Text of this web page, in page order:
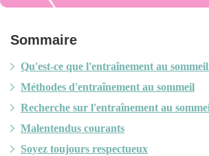
Sommaire
Qu'est-ce que l'entraînement au
Méthodes d'entraînement au sommeil
Recherche sur l'entraînement au
Malentendus courants
Soyez toujours respectueux